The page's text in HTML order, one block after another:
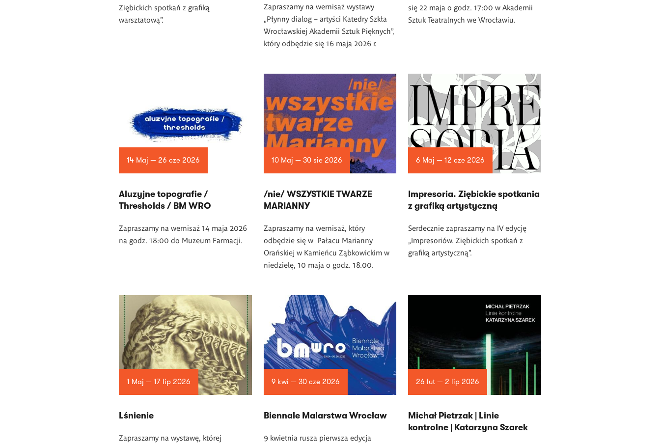
Ziębickich spotkań z grafiką
warsztatową”.
Zapraszamy na wernisaż wystawy
„Płynny dialog – artyści Katedry Szkła
Wrocławskiej Akademii Sztuk Pięknych”,
który odbędzie się 16 maja 2026 r.
się 22 maja o godz. 17:00 w Akademii
Sztuk Teatralnych we Wrocławiu.
14 Maj — 26 cze 2026
Aluzyjne topografie /
Thresholds / BM WRO
Zapraszamy na wernisaż 14 maja 2026
na godz. 18:00 do Muzeum Farmacji.
10 Maj — 30 sie 2026
/nie/ WSZYSTKIE TWARZE
MARIANNY
Zapraszamy na wernisaż, który
odbędzie się w Pałacu Marianny
Orańskiej w Kamieńcu Ząbkowickim w
niedzielę, 10 maja o godz. 18.00.
6 Maj — 12 cze 2026
Impresoria. Ziębickie spotkania
z grafiką artystyczną
Serdecznie zapraszamy na IV edycję
„Impresoriów. Ziębickich spotkań z
grafiką artystyczną”.
1 Maj — 17 lip 2026
Lśnienie
Zapraszamy na wystawę, której
9 kwi — 30 cze 2026
Biennale Malarstwa Wrocław
9 kwietnia rusza pierwsza edycja
26 lut — 2 lip 2026
Michał Pietrzak | Linie
kontrolne | Katarzyna Szarek